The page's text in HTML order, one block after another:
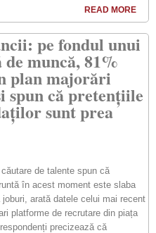
READ MORE
pe fondul unui
muncă, 81%
plan majorări
spun că pretențiile
sunt prea
de talente spun că
în acest moment este slaba
arată datele celui mai recent
platforme de recrutare din piața
precizează că